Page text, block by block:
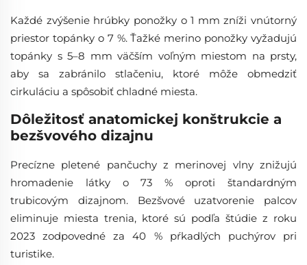
Každé zvýšenie hrúbky ponožky o 1 mm zníži vnútorný
priestor topánky o 7 %. Ťažké merino ponožky vyžadujú
topánky s 5–8 mm väčším voľným miestom na prsty,
aby sa zabránilo stlačeniu, ktoré môže obmedziť
cirkuláciu a spôsobiť chladné miesta.
Dôležitosť anatomickej konštrukcie a
bezšvového dizajnu
Precízne pletené pančuchy z merinovej vlny znižujú
hromadenie látky o 73 % oproti štandardným
trubicovým dizajnom. Bezšvové uzatvorenie palcov
eliminuje miesta trenia, ktoré sú podľa štúdie z roku
2023 zodpovedné za 40 % pŕkadlých puchýrov pri
turistike.